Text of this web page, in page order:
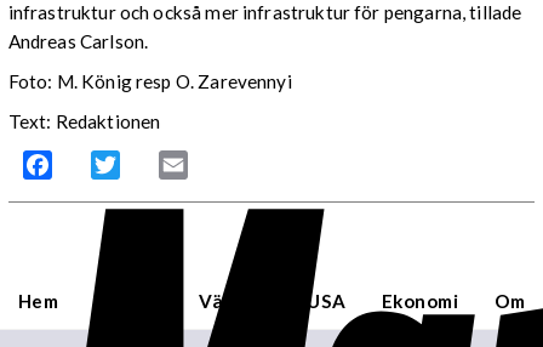
infrastruktur och också mer infrastruktur för pengarna, tillade
Andreas Carlson.
Foto: M. König resp O. Zarevennyi
Text: Redaktionen
Facebook Twitter
Hem Sverige Världen USA Ekonomi Om